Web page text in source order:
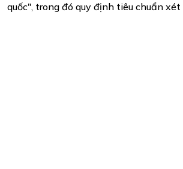
quốc", trong đó quy định tiêu chuẩn xét